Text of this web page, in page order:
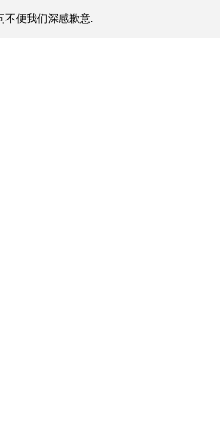
不便我们深感歉意.